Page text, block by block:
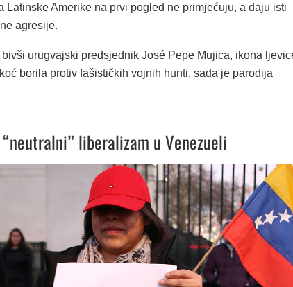
Latinske Amerike na prvi pogled ne primjećuju, a daju isti
agresije.
urugvajski predsjednik José Pepe Mujica, ikona
borila protiv fašističkih vojnih hunti, sada je parodija
liberalizam u Venezueli